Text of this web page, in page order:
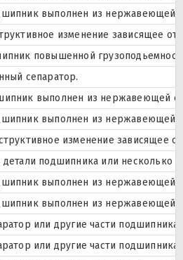
выполнен из нержавеющей
изменение зависящее от
повышенной
сепаратор.
выполнен из нержавеющей
выполнен из нержавеющей
изменение зависящее
подшипника или несколько
выполнен из нержавеющей
выполнен из нержавеющей
или другие части
или другие части